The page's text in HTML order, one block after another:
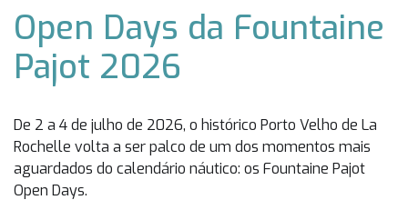
Open Days da Fountaine
Pajot 2026
De 2 a 4 de julho de 2026, o histórico Porto Velho de La
Rochelle volta a ser palco de um dos momentos mais
aguardados do calendário náutico: os Fountaine Pajot
Open Days.